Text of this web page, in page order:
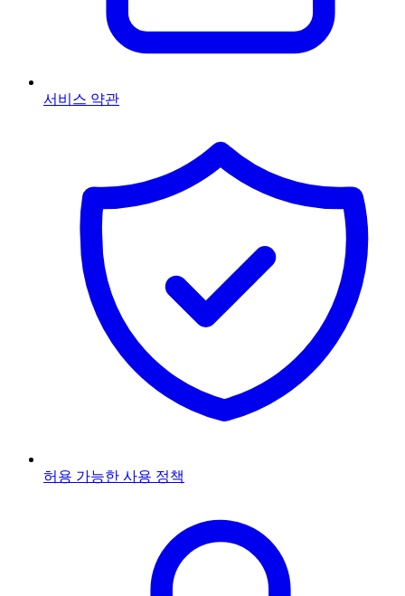
서비스 약관
허용 가능한 사용 정책